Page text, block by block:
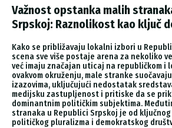
Važnost opstanka malih
Srpskoj: Raznolikost kao ključ
Kako se približavaju lokalni izbori u
scena sve više postaje arena za nekoliko
već imaju značajan uticaj na republičkom i
ovakvom okruženju, male stranke
izazovima, uključujući nedostatak
medijsku zastupljenost i pritiske da se
dominantnim političkim subjektima.
stranaka u Republici Srpskoj je od
političkog pluralizma i demokratskog